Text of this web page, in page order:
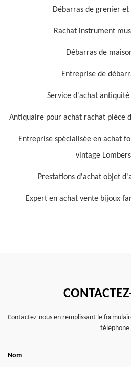
Débarras de grenier et
Rachat instrument
Débarras de
Entreprise de
Service d'achat antiquité
Antiquaire pour achat rachat pièce
Entreprise spécialisée en achat
vintage
Prestations d'achat objet
Expert en achat vente bijoux
Contactez-nous en remplissant le
téléphone
Nom